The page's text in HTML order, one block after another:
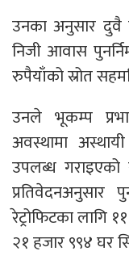
उनका अनुसार दुवै
निजी आवास
रुपैयाँको स्रोत
उनले भूकम्प
अवस्थामा
उपलब्ध गराइएको
प्रतिवेदनअनुसार
रेट्रोफिटका लागि
२१ हजार ९९४ घर